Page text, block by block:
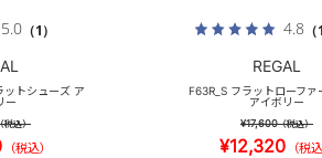
5.0（1）
ットシューズ ア
ー
税込）
（税込）
4.8
REGAL
F63R_S フラットローファ
アイボリー
¥17,600（税込）
¥12,320 （税込